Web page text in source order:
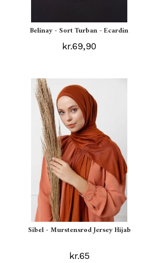
Belinay - Sort Turban - Ecardin
kr.69,90
Sibel - Murstensrød Jersey Hijab
kr.65